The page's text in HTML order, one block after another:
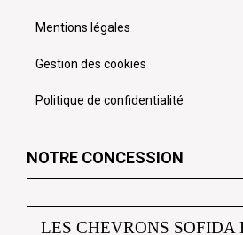
Mentions légales
Gestion des cookies
Politique de confidentialité
NOTRE CONCESSION
LES CHEVRONS SOFIDA